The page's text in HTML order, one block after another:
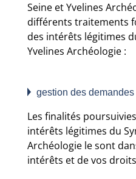
Seine et Yvelines
différents traitements
des intérêts légitimes
Yvelines Archéologie :
gestion des demandes
Les finalités
intérêts légitimes du
Archéologie le sont
intérêts et de vos